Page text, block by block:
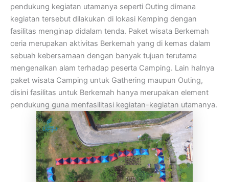
pendukung kegiatan utamanya seperti Outing dimana
kegiatan tersebut dilakukan di lokasi Kemping dengan
fasilitas menginap didalam tenda. Paket wisata Berkemah
ceria merupakan aktivitas Berkemah yang di kemas dalam
sebuah kebersamaan dengan banyak tujuan terutama
mengenalkan alam terhadap peserta Camping. Lain halnya
paket wisata Camping untuk Gathering maupun Outing,
disini fasilitas untuk Berkemah hanya merupakan element
pendukung guna menfasilitasi kegiatan-kegiatan utamanya.